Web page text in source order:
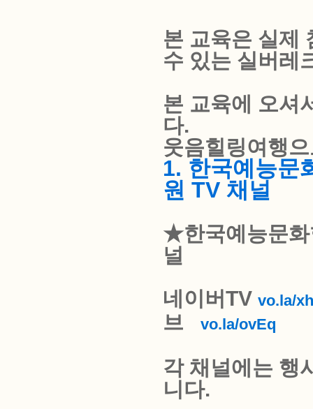
본 교육은 실제
수 있는 실버레
본 교육에 오셔
다.
웃음힐링여행
1. 한국예능문
원 TV 채널
★한국예능문화
널
네이버TV vo.la/
브 vo.la/ovEq
각 채널에는 행
니다.